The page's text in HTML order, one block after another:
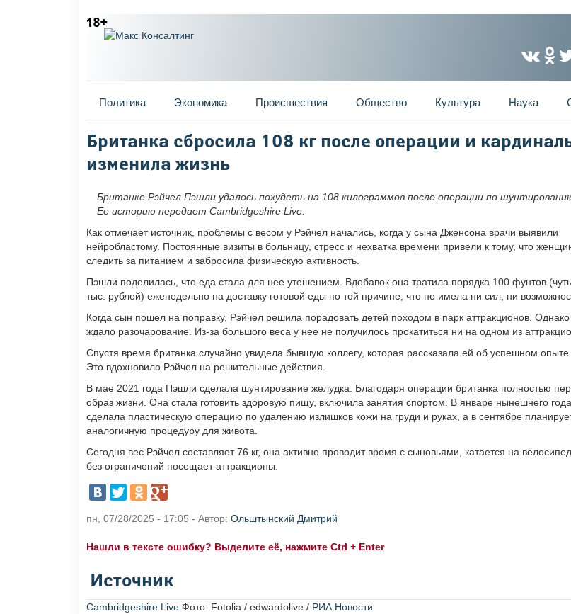
Главное меню
Политика Экономика Происшествия Общество Культура Наука
Вы здесь
Британка сбросила 108 кг после операции и
изменила жизнь
Британке Рэйчел Пэшли удалось похудеть на 108 килограммов после операции по
Ее историю передает Cambridgeshire Live.
Как отмечает источник, проблемы с весом у Рэйчел начались, когда у сына Дженсона врачи выявили
нейробластому. Постоянные визиты в больницу, стресс и нехватка времени привели к тому, что
следить за питанием и забросила физическую активность.
Пэшли поделилась, что еда стала для нее утешением. Вдобавок она тратила порядка 100 фунтов
тыс. рублей) еженедельно на доставку готовой еды по той причине, что не имела ни сил, ни
Когда сын пошел на поправку, Рэйчел решила порадовать детей походом в парк аттракционов.
ждало разочарование. Из-за большого веса у нее не получилось прокатиться ни на одном из
Спустя время британка случайно увидела бывшую коллегу, которая рассказала ей об успешном опыте
Это вдохновило Рэйчел на решительные действия.
В мае 2021 года Пэшли сделала шунтирование желудка. Благодаря операции британка полностью
образ жизни. Она стала готовить здоровую пищу, включила занятия спортом. В январе нынешнего
сделала пластическую операцию по удалению излишков кожи на груди и руках, а в сентябре
аналогичную процедуру для живота.
Сегодня вес Рэйчел составляет 76 кг, она активно проводит время с сыновьями, катается на
без ограничений посещает аттракционы.
пн, 07/28/2025 - 17:05 - Автор: Ольштынский Дмитрий
Нашли в тексте ошибку? Выделите её, нажмите Ctrl + Enter
Источник
Cambridgeshire Live Фото: Fotolia / edwardolive / РИА Новости